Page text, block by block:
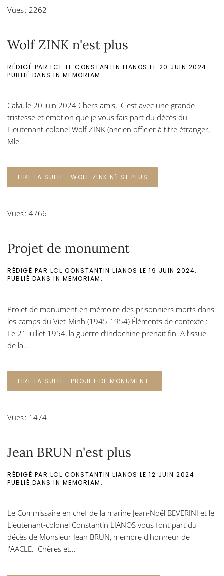
Vues : 2262
Wolf ZINK n'est plus
RÉDIGÉ PAR LCL TE CONSTANTIN LIANOS LE 20 JUIN 2024.
PUBLIÉ DANS IN MEMORIAM .
Calvi, le 20 juin 2024 Chers amis, C'est avec une grande
tristesse et émotion que je vous fais part du décès du
Lieutenant-colonel Wolf ZINK (ancien officier à titre étranger,
Mle...
LIRE LA SUITE...WOLF ZINK N'EST PLUS
Vues : 4766
Projet de monument
RÉDIGÉ PAR LCL CONSTANTIN LIANOS LE 19 JUIN 2024.
PUBLIÉ DANS IN MEMORIAM .
Projet de monument en mémoire des prisonniers morts dans
les camps du Viet-Minh (1945-1954) Éléments de contexte :
Le 21 juillet 1954, la guerre d’Indochine prenait fin. A l’issue
de la...
LIRE LA SUITE...PROJET DE MONUMENT
Vues : 1474
Jean BRUN n'est plus
RÉDIGÉ PAR LCL CONSTANTIN LIANOS LE 12 JUIN 2024.
PUBLIÉ DANS IN MEMORIAM .
Le Commissaire en chef de la marine Jean-Noël BEVERINI et le
Lieutenant-colonel Constantin LIANOS vous font part du
décès de Monsieur Jean BRUN, membre d'honneur de
l'AACLE. Chères et...